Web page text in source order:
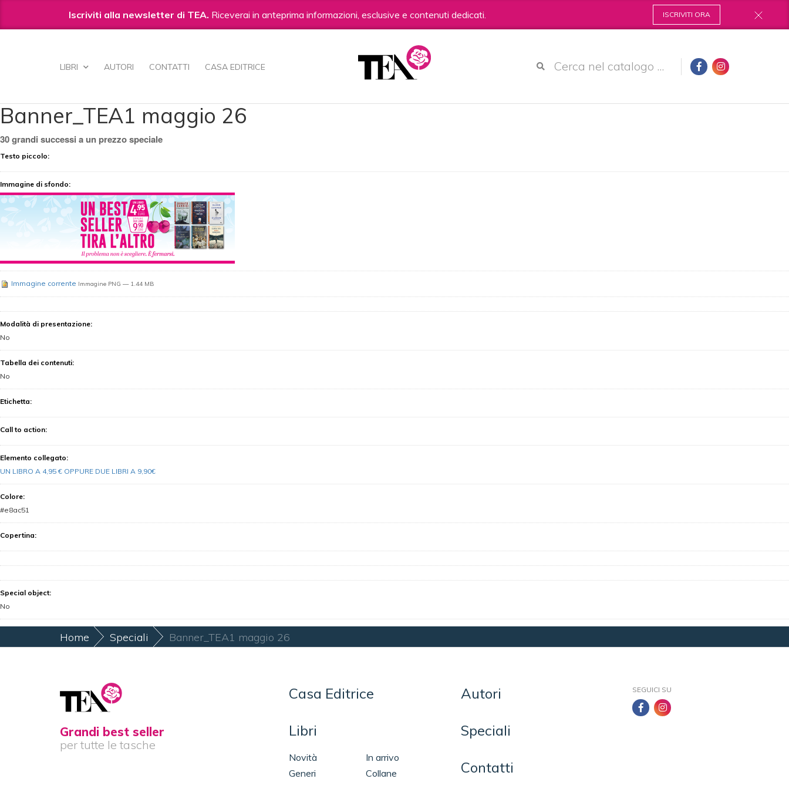
Iscriviti alla newsletter di TEA. Riceverai in anteprima informazioni, esclusive e contenuti dedicati. ISCRIVITI ORA
LIBRI AUTORI CONTATTI CASA EDITRICE
contenuti.
navigazione
Banner_TEA1 maggio 26
30 grandi successi a un prezzo speciale
Testo piccolo:
Immagine di sfondo:
Immagine corrente Immagine PNG — 1.44 MB
Modalità di presentazione:
No
Tabella dei contenuti:
No
Etichetta:
Call to action:
Elemento collegato:
UN LIBRO A 4,95 € OPPURE DUE LIBRI A 9,90€
Colore:
#e8ac51
Copertina:
Special object:
No
Home Speciali Banner_TEA1 maggio 26
Grandi best seller
per tutte le tasche
Casa Editrice
Libri
Novità
In arrivo
Generi
Collane
Autori
Speciali
Contatti
SEGUICI SU